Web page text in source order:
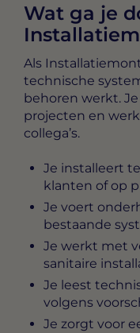
Wat ga je
Als
technische
behoren werkt.
projecten en
collega’s.
Je installeert
klanten of op
Je voert
bestaande
Je werkt met
sanitaire
Je leest
volgens
Je zorgt voor